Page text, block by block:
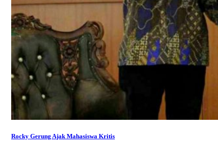
Rocky Gerung Ajak Mahasiswa Kritis